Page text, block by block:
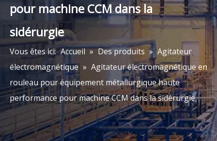
pour machine CCM dans la
sidérurgie
Vous êtes ici: Accueil » Des produits » Agitateur
électromagnétique » Agitateur électromagnétique en
rouleau pour équipement métallurgique haute
performance pour machine CCM dans la sidérurgie